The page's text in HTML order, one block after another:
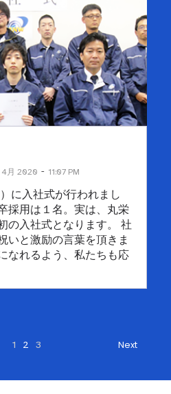
4月 2020 - 11:07 PM
に入社式が行われまし
採用は１名。実は、丸栄
の入社式となります。 社
いと激励の言葉を頂きま
なれるよう、私たちも応
1 2 3 Next